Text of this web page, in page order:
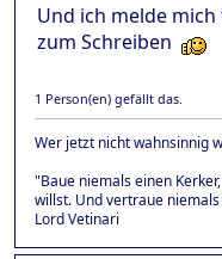
Und ich melde
zum Schreiben
1 Person(en) gefällt das.
Wer jetzt nicht wahnsinnig
"Baue niemals einen
willst. Und vertraue
Lord Vetinari